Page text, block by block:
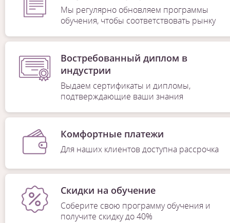
Мы регулярно обновляем программы
обучения, чтобы соответствовать рынку
Востребованный диплом в
индустрии
Выдаем сертификаты и дипломы,
подтверждающие ваши знания
Комфортные платежи
Для наших клиентов доступна рассрочка
Скидки на обучение
Соберите свою программу обучения и
получите скидку до 40%